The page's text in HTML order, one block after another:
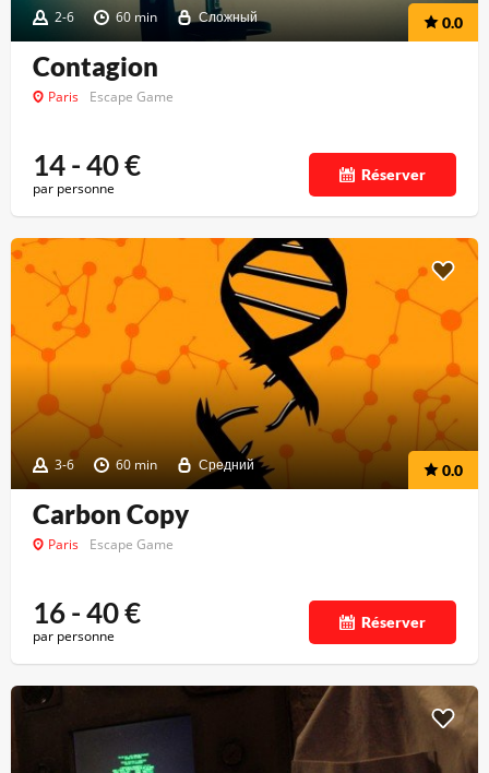
2-6 60 min Сложный 0.0
Contagion
Paris Escape Game
14 - 40€
par personne
Réserver
3-6 60 min Средний 0.0
Carbon Copy
Paris Escape Game
16 - 40€
par personne
Réserver